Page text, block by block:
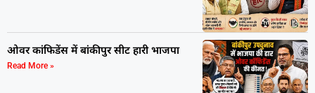
ओवर कांफिडेंस में बांकीपुर सीट हारी भाजपा
Read More »